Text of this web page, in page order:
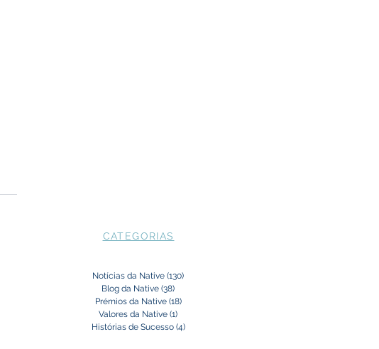
CATEGORIAS
Notícias da Native (130)
Blog da Native (38)
Prémios da Native (18)18 posts
Valores da Native (1)
Histórias de Sucesso (4)4 posts